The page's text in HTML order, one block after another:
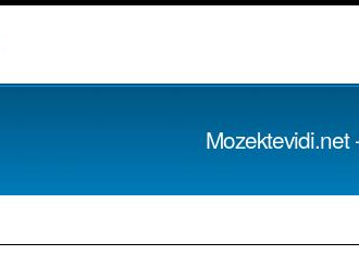
Mozektevidi.net